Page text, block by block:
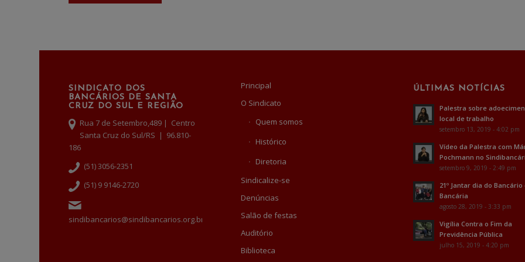
SINDICATO DOS
BANCÁRIOS DE SANTA
CRUZ DO SUL E REGIÃO
Rua 7 de Setembro,489 | Centro
Santa Cruz do Sul/RS | 96.810-
186
(51) 3056-2351
(51) 9 9146-2720
sindibancarios@sindibancarios.org.br
Principal
O Sindicato
Quem somos
Histórico
Diretoria
Sindicalize-se
Denúncias
Salão de festas
Auditório
Biblioteca
ÚLTIMAS NOTÍCIAS
Palestra sobre
local de trabalho
setembro 13, 2019 - 4:02 pm
Vídeo da Palestra com
Pochmann no
setembro 9, 2019 - 2:49 pm
21º Jantar dia do Bancário
Bancária
agosto 28, 2019 - 3:33 pm
Vigília Contra o Fim da
Previdência Pública
julho 15, 2019 - 4:20 pm